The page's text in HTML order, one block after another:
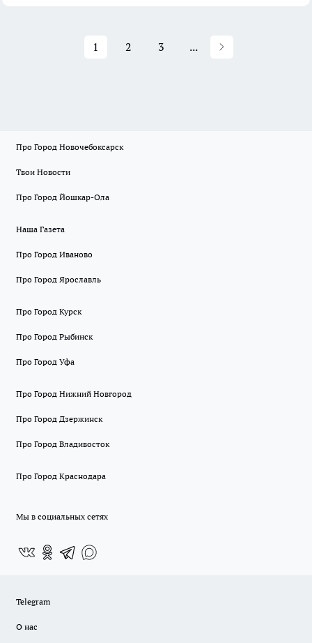
1 2 3 ...
Про Город Новочебоксарск
Твои Новости
Про Город Йошкар-Ола
Наша Газета
Про Город Иваново
Про Город Ярославль
Про Город Курск
Про Город Рыбинск
Про Город Уфа
Про Город Нижний Новгород
Про Город Дзержинск
Про Город Владивосток
Про Город Краснодара
Мы в социальных сетях
Telegram
О нас